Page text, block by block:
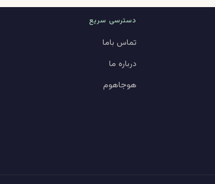
دسترسی سریع
تماس باما
درباره ما
هوجاهوم